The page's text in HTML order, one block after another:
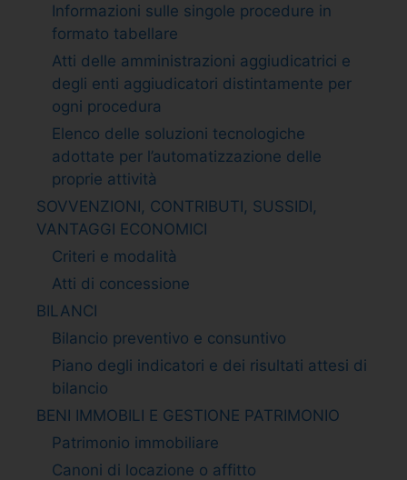
Informazioni sulle singole procedure in
formato tabellare
Atti delle amministrazioni aggiudicatrici e
degli enti aggiudicatori distintamente per
ogni procedura
Elenco delle soluzioni tecnologiche
adottate per l’automatizzazione delle
proprie attività
SOVVENZIONI, CONTRIBUTI, SUSSIDI,
VANTAGGI ECONOMICI
Criteri e modalità
Atti di concessione
BILANCI
Bilancio preventivo e consuntivo
Piano degli indicatori e dei risultati attesi di
bilancio
BENI IMMOBILI E GESTIONE PATRIMONIO
Patrimonio immobiliare
Canoni di locazione o affitto